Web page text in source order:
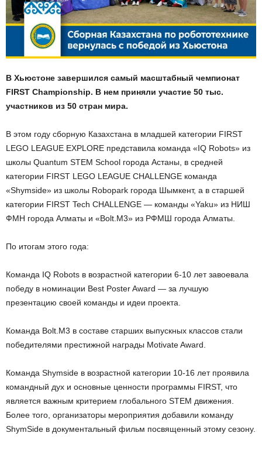
В Хьюстоне завершился самый масштабный чемпионат
FIRST Championship. В нем приняли участие 50 тыс.
участников из 50 стран мира.
В этом году сборную Казахстана в младшей категории FIRST
LEGO LEAGUE EXPLORE представила команда «IQ Robots» из
школы Quantum STEM School города Астаны, в средней
категории FIRST LEGO LEAGUE CHALLENGE команда
«Shymside» из школы Robopark города Шымкент, а в старшей
категории FIRST Tech CHALLENGE — команды «Yaku» из НИШ
ФМН города Алматы и «Bolt.M3» из РФМШ города Алматы.
По итогам этого года:
Команда IQ Robots в возрастной категории 6-10 лет завоевала
победу в номинации Best Poster Award — за лучшую
презентацию своей команды и идеи проекта.
Команда Bolt.M3 в составе старших выпускных классов стали
победителями престижной награды Motivate Award.
Команда Shymside в возрастной категории 10-16 лет проявила
командный дух и основные ценности программы FIRST, что
является важным критерием глобального STEM движения.
Более того, организаторы мероприятия добавили команду
ShymSide в документальный фильм посвященный этому сезону.